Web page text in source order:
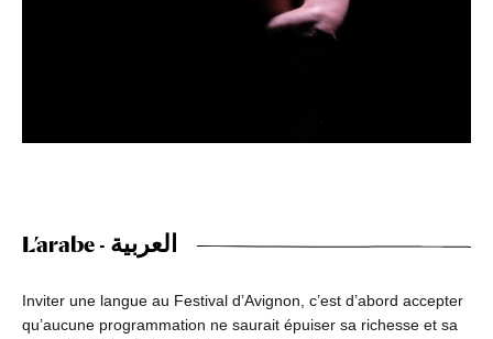
L’arabe - العربية
Inviter une langue au Festival d’Avignon, c’est d’abord accepter
qu’aucune programmation ne saurait épuiser sa richesse et sa